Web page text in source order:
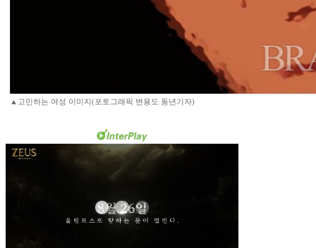
▲고민하는 여성 이미지(포토그래픽 변용도 동년기자)